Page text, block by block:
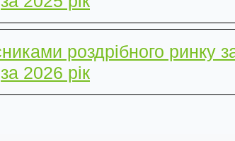
роздрібного ринку
за 2026 рік